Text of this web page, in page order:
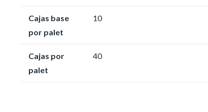
Cajas base
por palet
10
Cajas por
palet
40